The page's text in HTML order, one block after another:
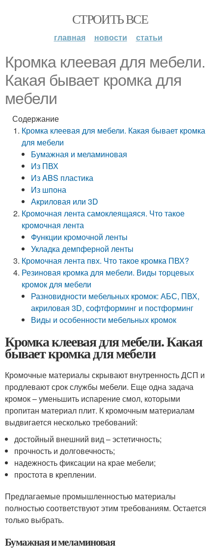
СТРОИТЬ ВСЕ
главная новости статьи
Кромка клеевая для мебели.
Какая бывает кромка для
мебели
Содержание
Кромка клеевая для мебели. Какая бывает кромка
для мебели
Бумажная и меламиновая
Из ПВХ
Из ABS пластика
Из шпона
Акриловая или 3D
Кромочная лента самоклеящаяся. Что такое
кромочная лента
Функции кромочной ленты
Укладка демпферной ленты
Кромочная лента пвх. Что такое кромка ПВХ?
Резиновая кромка для мебели. Виды торцевых
кромок для мебели
Разновидности мебельных кромок: АБС, ПВХ,
акриловая 3D, софтформинг и постформинг
Виды и особенности мебельных кромок
Кромка клеевая для мебели. Какая
бывает кромка для мебели
Кромочные материалы скрывают внутренность ДСП и
продлевают срок службы мебели. Еще одна задача
кромок – уменьшить испарение смол, которыми
пропитан материал плит. К кромочным материалам
выдвигается несколько требований:
достойный внешний вид – эстетичность;
прочность и долговечность;
надежность фиксации на крае мебели;
простота в креплении.
Предлагаемые промышленностью материалы
полностью соответствуют этим требованиям. Остается
только выбрать.
Бумажная и меламиновая